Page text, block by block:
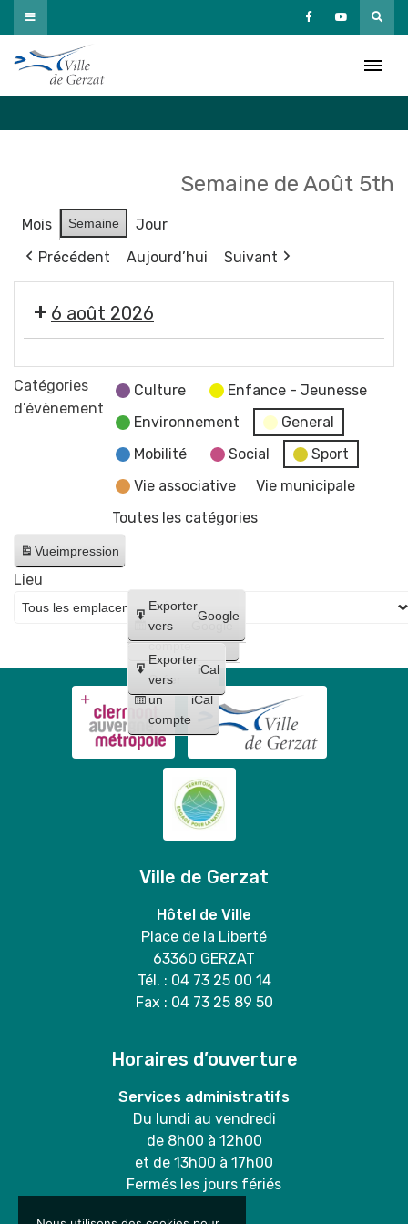
Passer
au
contenu
Semaine de Août 5th
Mois Semaine
Jour
Précédent
Aujourd’hui Suivant
6 août 2026
🎤
🎶Les
Initiation
aux
arts
concert
Catégories
d’évènement
Culture
Enfance - Jeunesse
Environnement
General
Mobilité
Social
Sport
Vie associative
Vie municipale
Toutes les catégories
Vueimpression
Créer
un
compte
Google
Créer
un
compte
iCal
Exporter
vers
Google
Exporter
vers
iCal
Lieu
Ville de Gerzat
Hôtel de Ville
Place de la Liberté
63360 GERZAT
Tél. : 04 73 25 00 14
Fax : 04 73 25 89 50
Horaires d’ouverture
Services administratifs
Du lundi au vendredi
de 8h00 à 12h00
et de 13h00 à 17h00
Fermés les jours fériés